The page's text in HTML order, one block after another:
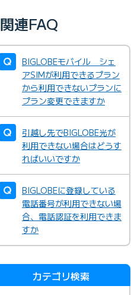
関連FAQ
BIGLOBEモバイル シェ
アSIMが利用できるプラン
から利用できないプランに
プラン変更できますか
引越し先でBIGLOBE光が
利用できない場合はどうす
ればいいですか
BIGLOBEに登録している
電話番号が利用できない場
合、電話認証を利用できま
すか
カテゴリ検索